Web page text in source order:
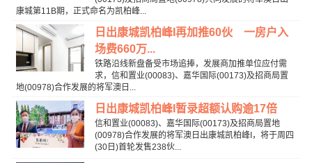
康城第11B期，正式命名为凯柏峰...
日出康城凯柏峰I再加推60伙 一房户入
场费660万...
铁路沿线新盘备受市场追捧，发展商加推单位应付需
求，信和置业(00083)、嘉华国际(00173)及招商局置
地(00978)合作发展的将军澳日...
日出康城凯柏峰I暂录超额认购逾17倍
信和置业(00083)、嘉华国际(00173)及招商局置地
(00978)合作发展的将军澳日出康城凯柏峰I，将于周四
(30日)首轮发售238伙...